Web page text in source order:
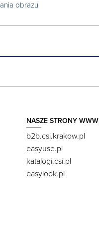
obrazu
NASZE STRONY WWW
b2b.csi.krakow.pl
easyuse.pl
katalogi.csi.pl
easylook.pl